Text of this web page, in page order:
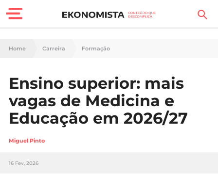
Finanças Pessoais
Carreira
Casa
Lifestyle
Sociedade
Home Carreira Formação
Ensino superior: mais
vagas de Medicina e
Educação em 2026/27
Miguel Pinto
16 Fev, 2026